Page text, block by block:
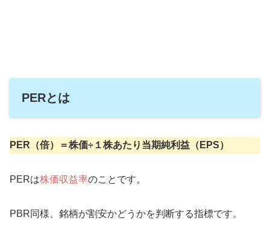
PERとは
PER（倍）＝株価÷１株あたり当期純利益（EPS）
PERは株価収益率のことです。
PBR同様、銘柄が割安かどうかを判断する指標です。